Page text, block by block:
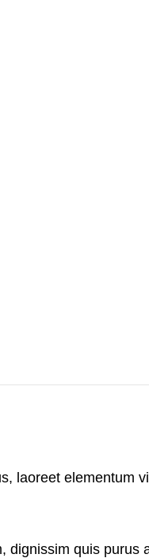
laoreet elementum
dignissim quis purus